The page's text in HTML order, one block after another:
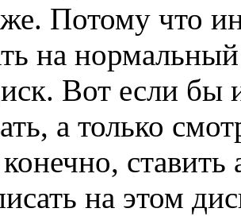
же. Потому что
на
Вот если бы
а только
ставить
на этом